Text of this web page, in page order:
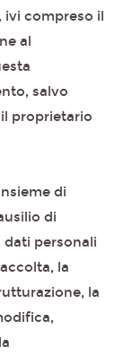
ivi compreso il
al
salvo
proprietario
di
di
dati personali
la
la